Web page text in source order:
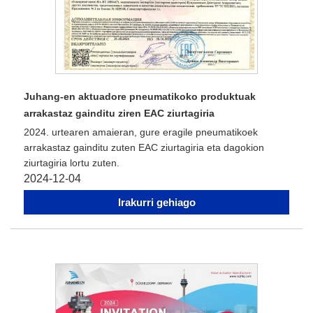
Juhang-en aktuadore pneumatikoko produktuak
arrakastaz gainditu ziren EAC ziurtagiria
2024. urtearen amaieran, gure eragile pneumatikoek
arrakastaz gainditu zuten EAC ziurtagiria eta dagokion
ziurtagiria lortu zuten.
2024-12-04
Irakurri gehiago